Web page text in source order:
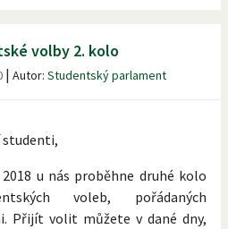
volby 2. kolo
| Autor: Studentský parlament
studenti,
u nás proběhne druhé kolo
voleb, pořádaných
Přijít volit můžete v dané dny,